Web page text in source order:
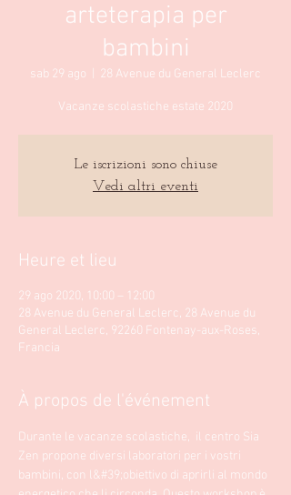
arteterapia per
bambini
sab 29 ago 28 Avenue du General Leclerc
Vacanze scolastiche estate 2020
Le iscrizioni sono chiuse
Vedi altri eventi
Heure et lieu
29 ago 2020, 10:00 – 12:00
28 Avenue du General Leclerc, 28 Avenue du
General Leclerc, 92260 Fontenay-aux-Roses,
Francia
À propos de l'événement
Durante le vacanze scolastiche,  il centro Sia
Zen propone diversi laboratori per i vostri
bambini, con l&#39;obiettivo di aprirli al mondo